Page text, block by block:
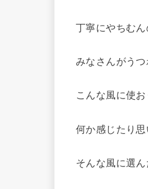
丁寧にやちむん
みなさんがうつ
こんな風に使
何か感じたり思
そんな風に選